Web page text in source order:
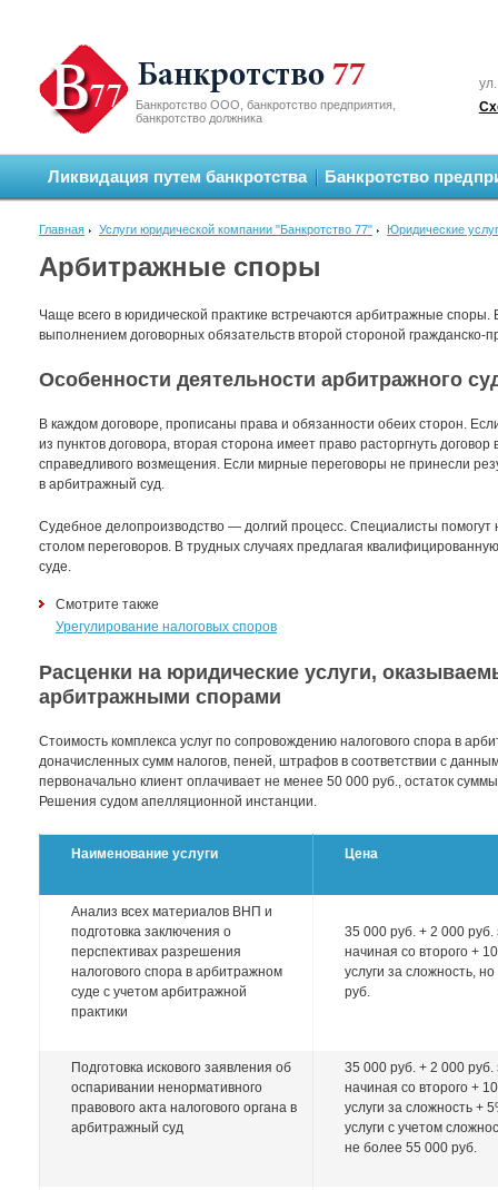
Банкротство ООО, банкротство предприятия,
банкротство должника
Ликвидация путем банкротства Банкротство
Главная Услуги юридической компании "Банкротство 77" Юридические
Арбитражные споры
Чаще всего в юридической практике встречаются арбитражные
выполнением договорных обязательств второй стороной гражданско-
Особенности деятельности арбитражного
В каждом договоре, прописаны права и обязанности обеих сторон.
из пунктов договора, вторая сторона имеет право расторгнуть
справедливого возмещения. Если мирные переговоры не принесли
в арбитражный суд.
Судебное делопроизводство — долгий процесс. Специалисты помогут
столом переговоров. В трудных случаях предлагая
суде.
Смотрите также
Урегулирование налоговых споров
Расценки на юридические услуги,
арбитражными спорами
Стоимость комплекса услуг по сопровождению налогового спора в
доначисленных сумм налогов, пеней, штрафов в соответствии с
первоначально клиент оплачивает не менее 50 000 руб., остаток
Решения судом апелляционной инстанции.
Наименование услуги Цена
Анализ всех материалов ВНП и
подготовка заключения о
перспективах разрешения
налогового спора в арбитражном
суде с учетом арбитражной
практики
35 000 руб. + 2 000
начиная со второго +
услуги за сложность,
руб.
Подготовка искового заявления об
оспаривании ненормативного
правового акта налогового органа в
арбитражный суд
35 000 руб. + 2 000
начиная со второго +
услуги за сложность +
услуги с учетом
не более 55 000 руб.